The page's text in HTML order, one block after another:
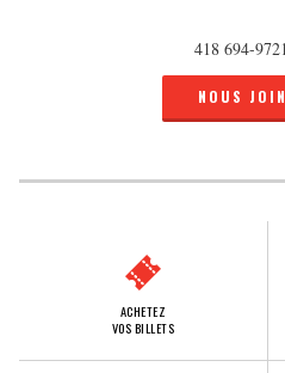
418 694-
NOUS
ACHETEZ
VOS BILLETS